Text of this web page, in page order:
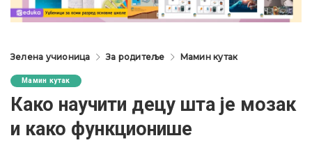
Зелена учионица За родитеље Мамин кутак
Мамин кутак
Како научити децу шта је мозак
и како функционише